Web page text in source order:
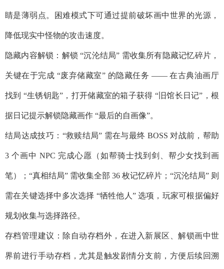
睛是薄弱点。困难模式下可通过提前破坏画中世界的光源，
降低现实中怪物的攻击速度。​
隐藏内容解锁：解锁 “沉沦结局” 需收集所有隐藏记忆碎片，
关键在于完成 “废弃储藏室” 的隐藏任务 —— 在古典油画厅
找到 “生锈钥匙”，打开储藏室的箱子获得 “旧馆长日记”，根
据日记提示解锁隐藏画作 “最后的自画像”。​
结局达成技巧：“救赎结局” 需在与最终 BOSS 对战前，帮助
3 个画中 NPC 完成心愿（如帮骑士找到剑、帮少女找到画
笔）；“真相结局” 需收集全部 36 枚记忆碎片；“沉沦结局” 则
需在关键选择中多次选择 “牺牲他人” 选项，玩家可根据偏好
规划收集与选择路径。​
存档管理建议：除自动存档外，在进入新展区、解锁画中世
界前进行手动存档，尤其是触发剧情分支前，方便后续回溯